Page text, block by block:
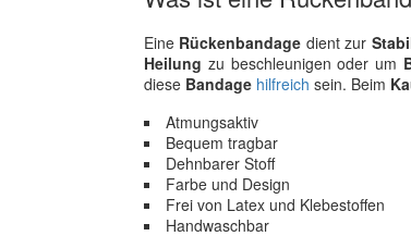
Eine Rückenbandage dient zur
Heilung zu beschleunigen oder um
diese Bandage hilfreich sein. Beim
Atmungsaktiv
Bequem tragbar
Dehnbarer Stoff
Farbe und Design
Frei von Latex und Klebestoffen
Handwaschbar